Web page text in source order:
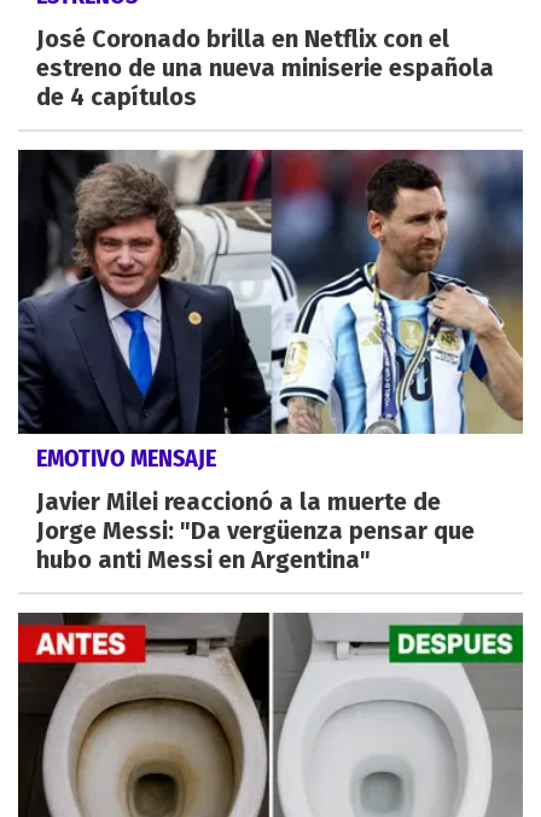
José Coronado brilla en Netflix con el
estreno de una nueva miniserie española
de 4 capítulos
EMOTIVO MENSAJE
Javier Milei reaccionó a la muerte de
Jorge Messi: "Da vergüenza pensar que
hubo anti Messi en Argentina"